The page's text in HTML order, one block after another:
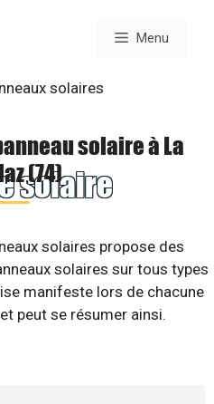
Menu
solaire
solaire à La
(74)
solaires propose des
solaires sur tous types
manifeste lors de chacune
peut se résumer ainsi.